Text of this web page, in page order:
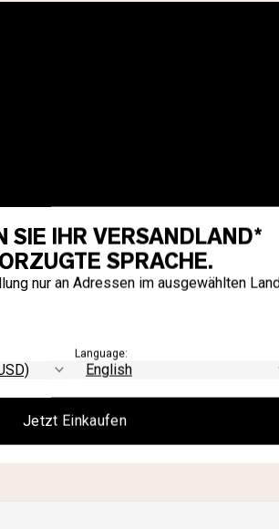
SIE IHR VERSANDLAND*
SPRACHE.
nur an Adressen im ausgewählten
Language:
Jetzt Einkaufen